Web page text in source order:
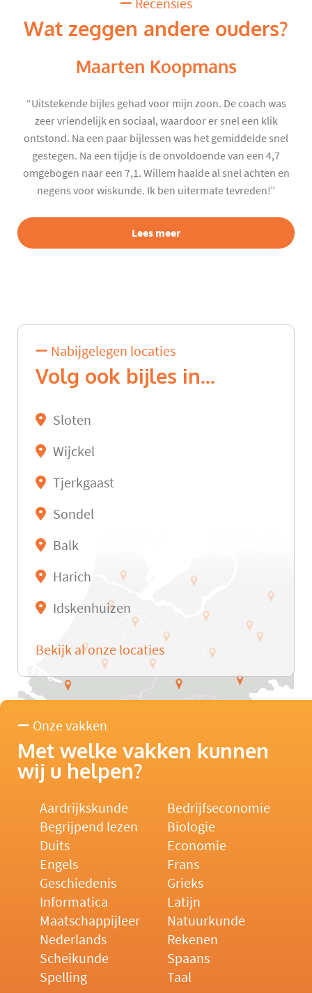
Recensies
Wat zeggen andere ouders?
Maarten Koopmans
“Uitstekende bijles gehad voor mijn zoon. De coach was
zeer vriendelijk en sociaal, waardoor er snel een klik
ontstond. Na een paar bijlessen was het gemiddelde snel
gestegen. Na een tijdje is de onvoldoende van een 4,7
omgebogen naar een 7,1. Willem haalde al snel achten en
negens voor wiskunde. Ik ben uitermate tevreden!”
Lees meer
Nabijgelegen locaties
Volg ook bijles in...
Sloten
Wijckel
Tjerkgaast
Sondel
Balk
Harich
Idskenhuizen
Bekijk al onze locaties
Onze vakken
Met welke vakken kunnen
wij u helpen?
Aardrijkskunde
Bedrijfseconomie
Begrijpend lezen
Biologie
Duits
Economie
Engels
Frans
Geschiedenis
Grieks
Informatica
Latijn
Maatschappijleer
Natuurkunde
Nederlands
Rekenen
Scheikunde
Spaans
Spelling
Taal